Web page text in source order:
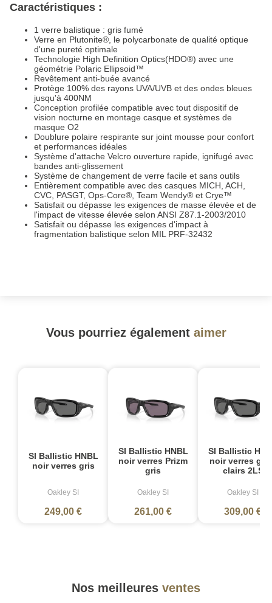
Caractéristiques :
1 verre balistique : gris fumé
Verre en Plutonite®, le polycarbonate de qualité optique
d'une pureté optimale
Technologie High Definition Optics(HDO®) avec une
géométrie Polaric Ellipsoid™
Revêtement anti-buée avancé
Protège 100% des rayons UVA/UVB et des ondes bleues
jusqu'à 400NM
Conception profilée compatible avec tout dispositif de
vision nocturne en montage casque et systèmes de
masque O2
Doublure polaire respirante sur joint mousse pour confort
et performances idéales
Système d'attache Velcro ouverture rapide, ignifugé avec
bandes anti-glissement
Système de changement de verre facile et sans outils
Entièrement compatible avec des casques MICH, ACH,
CVC, PASGT, Ops-Core®, Team Wendy® et Crye™
Satisfait ou dépasse les exigences de masse élevée et de
l'impact de vitesse élevée selon ANSI Z87.1-2003/2010
Satisfait ou dépasse les exigences d'impact à
fragmentation balistique selon MIL PRF-32432
Vous pourriez également aimer
SI Ballistic HNBL
noir verres gris
Oakley SI
249,00 €
SI Ballistic HNBL
noir verres Prizm
gris
Oakley SI
261,00 €
SI Ballistic
noir verres
clairs 2LS
Oakley SI
309,00 €
Nos meilleures ventes